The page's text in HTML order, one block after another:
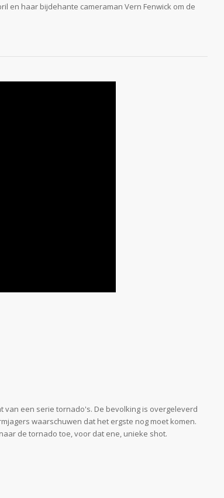
en haar bijdehante cameraman Vern Fenwick om de
een serie tornado's. De bevolking is overgeleverd
waarschuwen dat het ergste nog moet komen.
de tornado toe, voor dat ene, unieke shot.